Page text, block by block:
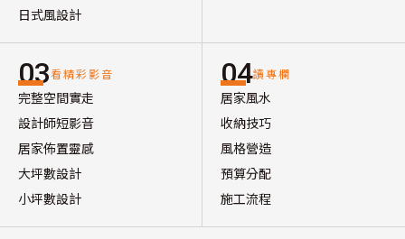
日式風設計
03看精彩影音
完整空間實走
設計師短影音
居家佈置靈感
大坪數設計
小坪數設計
04讀專欄
居家風水
收納技巧
風格營造
預算分配
施工流程